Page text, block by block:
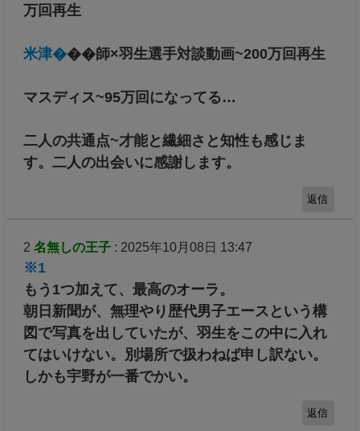
万回再生
米津���師×羽生選手対談動画~200万回再生
マスディス~95万回になってる…
二人の共通点~才能と繊細さと知性も感じま
す。二人の出会いに感謝します。
返信
2 名無しの王子: 2025年10月08日 13:47
※1
もう1つ加えて、最高のオーラ。
朝日新聞が、無理やり歴代男子エースという構
図で写真を出していたが、羽生をこの中に入れ
てはいけない。別場所で扱わねば申し訳ない。
しかも宇野が一番でかい。
返信